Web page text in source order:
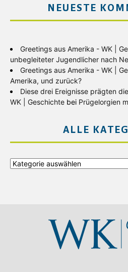
NEUESTE
Greetings aus Amerika - WK |
unbegleiteter Jugendlicher nach
Greetings aus Amerika - WK |
Amerika, und zurück?
Diese drei Ereignisse prägten
WK | Geschichte bei Prügelorgien
ALLE
Alle